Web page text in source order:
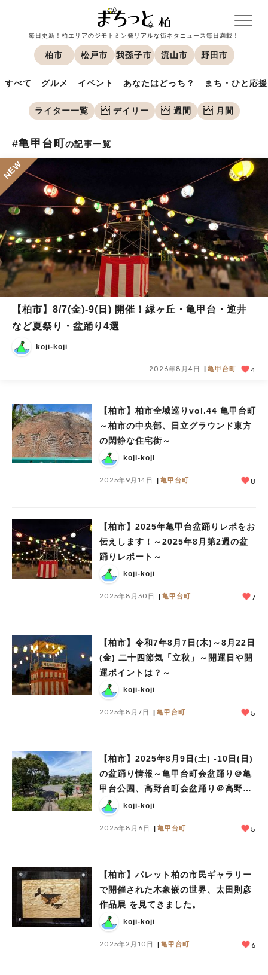
毎日更新！柏エリアのジモトミン発リアルな街ネタニュース毎日満載！
柏市 松戸市 我孫子市 流山市 野田市
すべて グルメ イベント あなたはどっち？ まち・ひと応援
ライター一覧 デイリー 週間 月間
#亀甲台町 の記事一覧
【柏市】8/7(金)‐9(日) 開催！緑ヶ丘・亀甲台・逆井
など夏祭り・盆踊り4選
koji-koji
2026年8月4日 亀甲台町 4
【柏市】柏市全域巡りvol.44 亀甲台町
～柏市の中央部、日立グラウンド東方
の閑静な住宅街～
koji-koji
2025年9月14日 亀甲台町 8
【柏市】2025年亀甲台盆踊りレポをお
伝えします！～2025年8月第2週の盆
踊りレポート～
koji-koji
2025年8月30日 亀甲台町 7
【柏市】令和7年8月7日(木)～8月22日
(金) 二十四節気「立秋」～開運日や開
運ポイントは？～
koji-koji
2025年8月7日 亀甲台町 5
【柏市】2025年8月9日(土) -10日(日)
の盆踊り情報～亀甲台町会盆踊り＠亀
甲台公園、高野台町会盆踊り＠高野台
公園
koji-koji
2025年8月6日 亀甲台町 5
【柏市】パレット柏の市民ギャラリー
で開催された木象嵌の世界、太田則彦
作品展 を見てきました。
koji-koji
2025年2月10日 亀甲台町 6